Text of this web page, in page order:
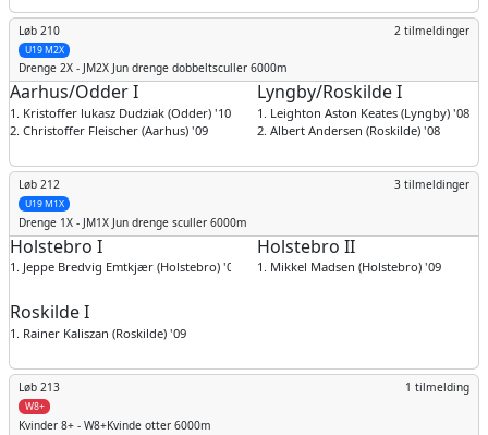
Løb 210 2 tilmeldinger
U19 M2X
Drenge 2X - JM2X Jun drenge dobbeltsculler 6000m
Aarhus/Odder I
1. Kristoffer lukasz Dudziak (Odder) '10
2. Christoffer Fleischer (Aarhus) '09
Lyngby/Roskilde I
1. Leighton Aston Keates (Lyngby) '08
2. Albert Andersen (Roskilde) '08
Løb 212 3 tilmeldinger
U19 M1X
Drenge 1X - JM1X Jun drenge sculler 6000m
Holstebro I
1. Jeppe Bredvig Emtkjær (Holstebro) '09
Holstebro II
1. Mikkel Madsen (Holstebro) '09
Roskilde I
1. Rainer Kaliszan (Roskilde) '09
Løb 213 1 tilmelding
W8+
Kvinder 8+ - W8+Kvinde otter 6000m